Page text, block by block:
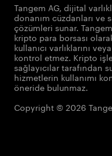
Tangem AG, dijital
donanım cüzdanları ve
çözümleri sunar.
kripto para borsası
kullanıcı varlıklarını
kontrol etmez. Kripto
sağlayıcılar tarafından
hizmetlerin kullanımı
öneride bulunmaz.